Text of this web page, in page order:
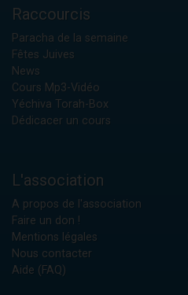
Raccourcis
Paracha de la semaine
Fêtes Juives
News
Cours Mp3-Vidéo
Yéchiva Torah-Box
Dédicacer un cours
L'association
A propos de l'association
Faire un don !
Mentions légales
Nous contacter
Aide (FAQ)